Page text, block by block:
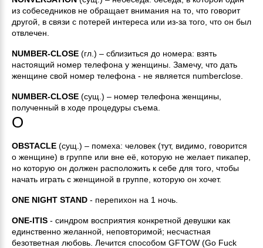
из собеседников не обращает внимания на то, что говорит
другой, в связи с потерей интереса или из-за того, что он был
отвлечен.
NUMBER-CLOSE (гл.) – сблизиться до номера: взять
настоящий номер телефона у женщины. Замечу, что дать
женщине свой номер телефона - не является numberclose.
NUMBER-CLOSE (сущ.) – номер телефона женщины,
полученный в ходе процедуры съема.
O
OBSTACLE (сущ.) – помеха: человек (тут, видимо, говорится
о женщине) в группе или вне её, которую не желает пикапер,
но которую он должен расположить к себе для того, чтобы
начать играть с женщиной в группе, которую он хочет.
ONE NIGHT STAND - перепихон на 1 ночь.
ONE-ITIS - синдром восприятия конкретной девушки как
единственно желанной, неповторимой; несчастная
безответная любовь. Лечится способом GFTOW (Go Fuck